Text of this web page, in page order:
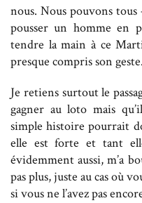
nous. Nous pouvons
pousser un homme en
tendre la main à ce
presque compris son geste.
Je retiens surtout le
gagner au loto mais
simple histoire pourrait
elle est forte et tant
évidemment aussi, m’a
pas plus, juste au cas où
si vous ne l’avez pas